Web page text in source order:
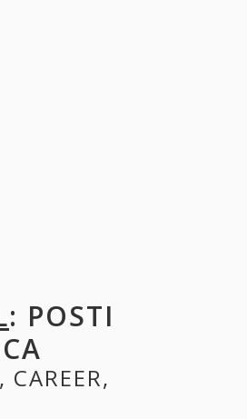
: POSTI
CAREER,